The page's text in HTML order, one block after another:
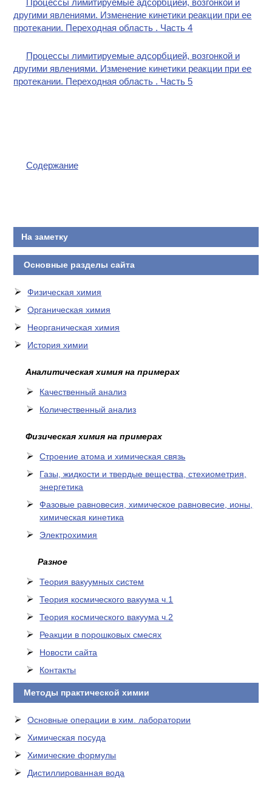
Процессы лимитируемые адсорбцией, возгонкой и
другими явлениями. Изменение кинетики реакции при ее
протекании. Переходная область . Часть 4
Процессы лимитируемые адсорбцией, возгонкой и
другими явлениями. Изменение кинетики реакции при ее
протекании. Переходная область . Часть 5
Содержание
На заметку
Основные разделы сайта
Физическая химия
Органическая химия
Неорганическая химия
История химии
Аналитическая химия на примерах
Качественный анализ
Количественный анализ
Физическая химия на примерах
Cтроение атома и химическая связь
Газы, жидкости и твердые вещества, стехиометрия,
энергетика
Фазовые равновесия, химическое равновесие, ионы,
химическая кинетика
Электрохимия
Разное
Теория вакуумных систем
Теория космического вакуума ч.1
Теория космического вакуума ч.2
Реакции в порошковых смесях
Новости сайта
Контакты
Методы практической химии
Основные операции в хим. лаборатории
Химическая посуда
Химические формулы
Дистиллированная вода